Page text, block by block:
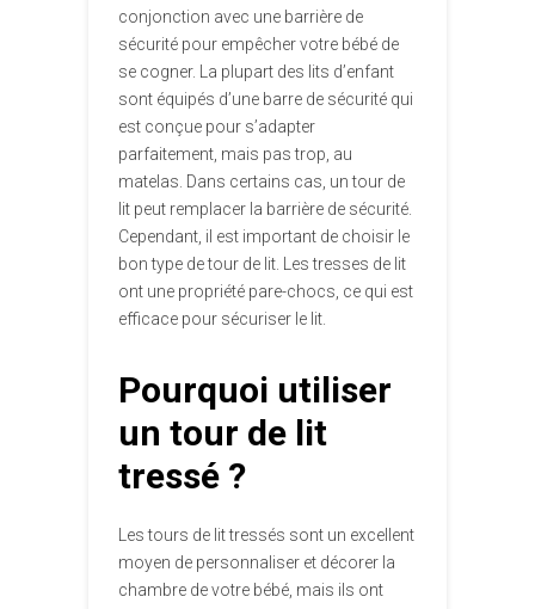
conjonction avec une barrière de
sécurité pour empêcher votre bébé de
se cogner. La plupart des lits d’enfant
sont équipés d’une barre de sécurité qui
est conçue pour s’adapter
parfaitement, mais pas trop, au
matelas. Dans certains cas, un tour de
lit peut remplacer la barrière de sécurité.
Cependant, il est important de choisir le
bon type de tour de lit. Les tresses de lit
ont une propriété pare-chocs, ce qui est
efficace pour sécuriser le lit.
Pourquoi utiliser
un tour de lit
tressé ?
Les tours de lit tressés sont un excellent
moyen de personnaliser et décorer la
chambre de votre bébé, mais ils ont